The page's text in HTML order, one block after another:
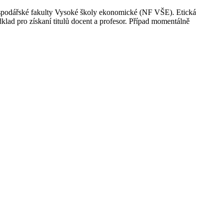
fakulty Vysoké školy ekonomické (NF VŠE). Etická
pro získaní titulů docent a profesor. Případ momentálně